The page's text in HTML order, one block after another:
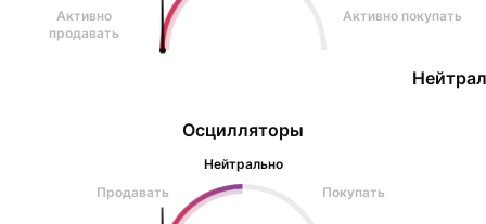
Осцилляторы
Нейтрально
Продавать
Покупать
Активно
продавать
Активно покупать